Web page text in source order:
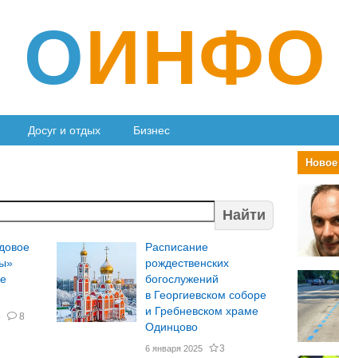
ОИНФО
Досуг и отдых Бизнес
Найти
8
Расписание
рождественских
богослужений
в Георгиевском соборе
и Гребневском храме
Одинцово
6 января 2025 3
Новое